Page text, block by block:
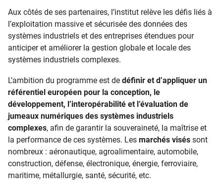
Aux côtés de ses partenaires, l’institut relève les défis liés à
l’exploitation massive et sécurisée des données des
systèmes industriels et des entreprises étendues pour
anticiper et améliorer la gestion globale et locale des
systèmes industriels complexes.
L’ambition du programme est de définir et d’appliquer un
référentiel européen pour la conception, le
développement, l’interopérabilité et l’évaluation de
jumeaux numériques des systèmes industriels
complexes, afin de garantir la souveraineté, la maîtrise et
la performance de ces systèmes. Les marchés visés sont
nombreux : aéronautique, agroalimentaire, automobile,
construction, défense, électronique, énergie, ferroviaire,
maritime, métallurgie, santé, sécurité, etc.